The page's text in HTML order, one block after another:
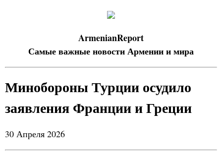
ArmenianReport
Самые важные новости Армении и мира
Минобороны Турции осудило
заявления Франции и Греции
30 Апреля 2026